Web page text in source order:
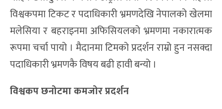
विश्वकपमा टिकट र पदाधिकारी भ्रमणदेखि नेपालको खेलमा
मलेसिया र बहराइनमा अफिसियलको भ्रमणमा नकारात्मक
रूपमा चर्चा पायो । मैदानमा टिमको प्रदर्शन राम्रो हुन नसक्दा
पदाधिकारी भ्रमणकै विषय बढी हावी बन्यो ।
विश्वकप छनोटमा कमजोर प्रदर्शन